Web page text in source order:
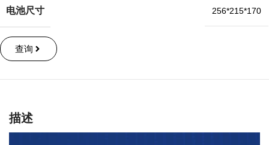
电池尺寸 256*215*170
查询
描述